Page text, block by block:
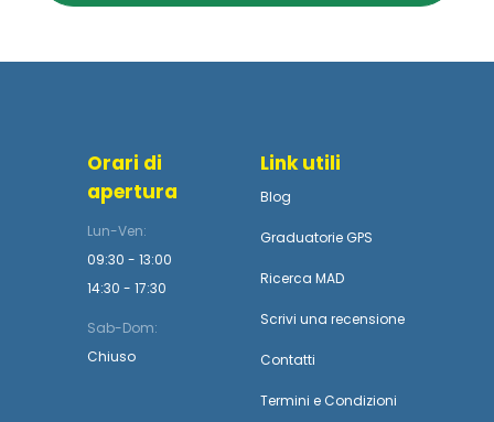
Orari di
apertura
Lun-Ven:
09:30 - 13:00
14:30 - 17:30
Sab-Dom:
Chiuso
Link utili
Blog
Graduatorie GPS
Ricerca MAD
Scrivi una recensione
Contatti
Termini e Condizioni